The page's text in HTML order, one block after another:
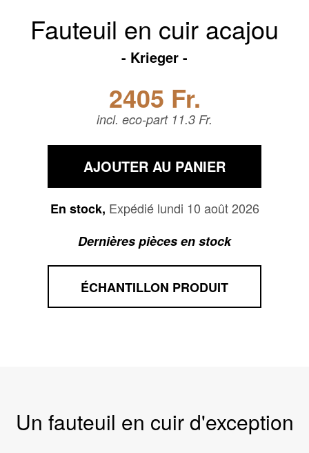
Fauteuil en cuir acajou
Krieger
2405 Fr.
incl. eco-part 11.3 Fr.
AJOUTER AU PANIER
En stock, Expédié lundi 10 août 2026
Dernières pièces en stock
ÉCHANTILLON PRODUIT
Un fauteuil en cuir d'exception